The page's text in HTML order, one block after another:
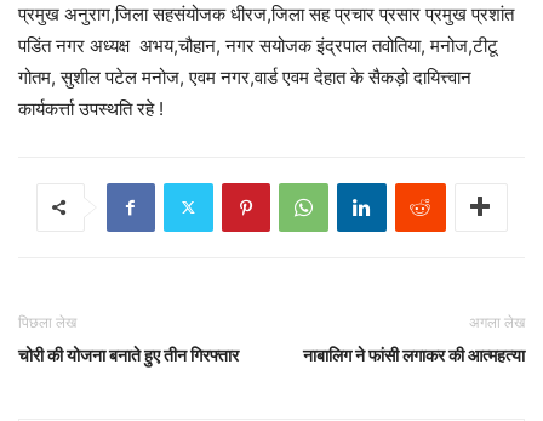
प्रमुख अनुराग,जिला सहसंयोजक धीरज,जिला सह प्रचार प्रसार प्रमुख प्रशांत
पडिंत नगर अध्यक्ष अभय,चौहान, नगर सयोजक इंद्रपाल तवोतिया, मनोज,टीटू
गोतम, सुशील पटेल मनोज, एवम नगर,वार्ड एवम देहात के सैकड़ो दायित्त्वान
कार्यकर्त्ता उपस्थति रहे !
पिछला लेख
चोरी की योजना बनाते हुए तीन गिरफ्तार
अगला लेख
नाबालिग ने फांसी लगाकर की आत्महत्या